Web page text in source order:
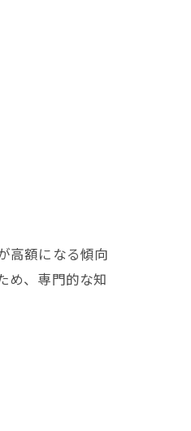
高額になる傾向
め、専門的な知